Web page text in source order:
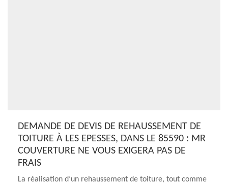
DEMANDE DE DEVIS DE REHAUSSEMENT DE
TOITURE À LES EPESSES, DANS LE 85590 : MR
COUVERTURE NE VOUS EXIGERA PAS DE
FRAIS
La réalisation d’un rehaussement de toiture, tout comme